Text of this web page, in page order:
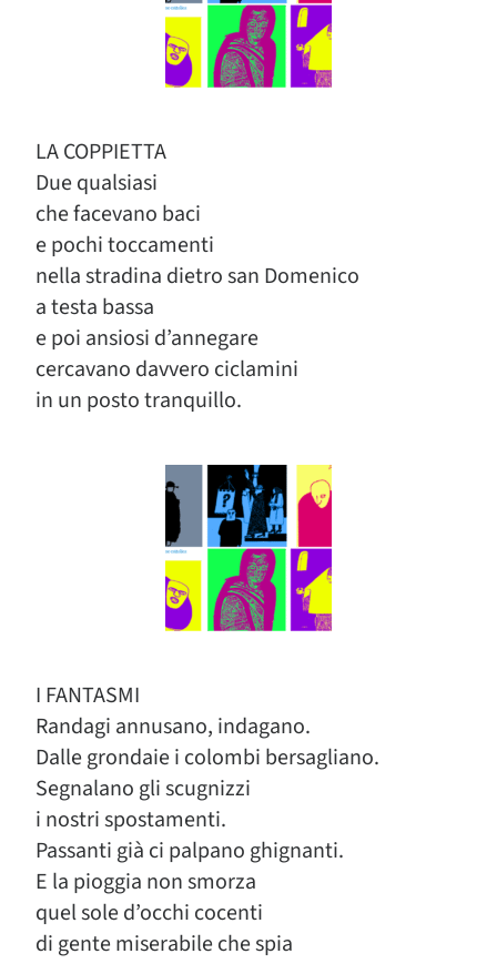
LA COPPIETTA
Due qualsiasi
che facevano baci
e pochi toccamenti
nella stradina dietro san Domenico
a testa bassa
e poi ansiosi d’annegare
cercavano davvero ciclamini
in un posto tranquillo.
I FANTASMI
Randagi annusano, indagano.
Dalle grondaie i colombi bersagliano.
Segnalano gli scugnizzi
i nostri spostamenti.
Passanti già ci palpano ghignanti.
E la pioggia non smorza
quel sole d’occhi cocenti
di gente miserabile che spia